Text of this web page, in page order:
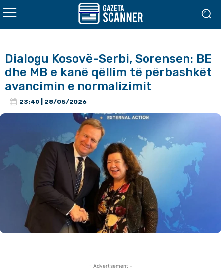
Dialogu Kosovë-Serbi, Sorensen: BE
dhe MB e kanë qëllim të përbashkët
avancimin e normalizimit
23:40 | 28/05/2026
- Advertisement -